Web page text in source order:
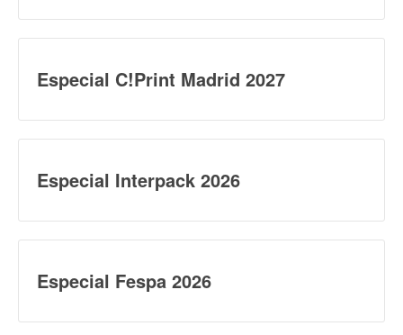
Especial C!Print Madrid 2027
Especial Interpack 2026
Especial Fespa 2026